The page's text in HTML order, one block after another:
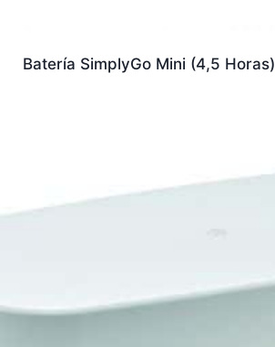
Batería SimplyGo Mini (4,5 Horas)